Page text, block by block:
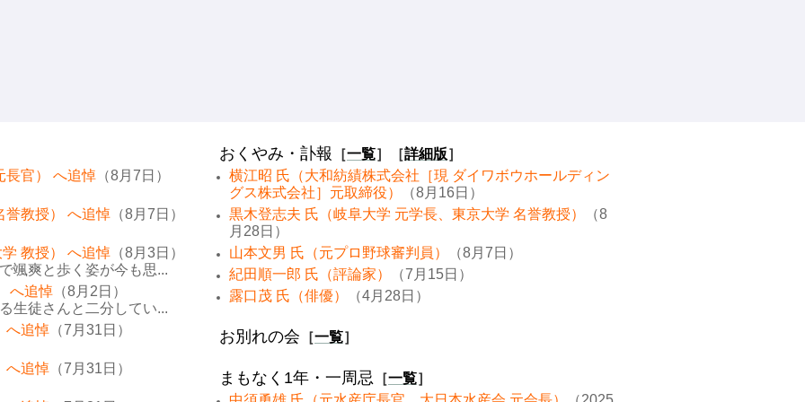
長官） へ追悼 （8月7日）
誉教授） へ追悼 （8月7日）
教授） へ追悼 （8月3日）
颯爽と歩く姿が今も思...
へ追悼 （8月2日）
生徒さんと二分してい...
へ追悼 （7月31日）
へ追悼 （7月31日）
おくやみ・訃報 ［一覧］［詳細版］
横江昭 氏（大和紡績株式会社［現 ダイワボウホールディン
グス株式会社］元取締役）
（8月16日）
黒木登志夫 氏（岐阜大学 元学長、東京大学 名誉教授）
（8
月28日）
山本文男 氏（元プロ野球審判員）
（8月7日）
紀田順一郎 氏（評論家）
（7月15日）
露口茂 氏（俳優）
（4月28日）
お別れの会 ［一覧］
まもなく1年・一周忌 ［一覧］